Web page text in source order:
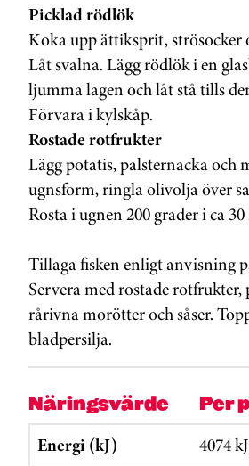
Picklad rödlök
Koka upp ättiksprit, strösocker
Låt svalna. Lägg rödlök i en
ljumma lagen och låt stå tills
Förvara i kylskåp.
Rostade rotfrukter
Lägg potatis, palsternacka och
ugnsform, ringla olivolja över
Rosta i ugnen 200 grader i ca
Tillaga fisken enligt anvisning
Servera med rostade
rårivna morötter och såser.
bladpersilja.
Näringsvärde Per
Energi (kJ)
4074 kJ